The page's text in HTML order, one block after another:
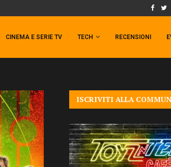
IL
CINEMA E SERIE TV TECH RECENSIONI
ISCRIVITI ALLA